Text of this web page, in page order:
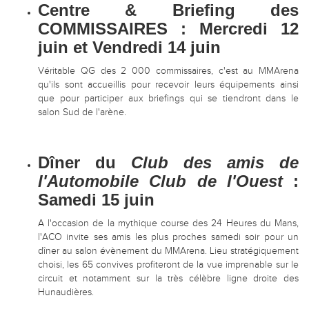
Centre & Briefing des
COMMISSAIRES : Mercredi 12
juin et Vendredi 14 juin
Véritable QG des 2 000 commissaires, c'est au MMArena
qu'ils sont accueillis pour recevoir leurs équipements ainsi
que pour participer aux briefings qui se tiendront dans le
salon Sud de l'arène.
Dîner du Club des amis de
l'Automobile Club de l'Ouest:
Samedi 15 juin
A l'occasion de la mythique course des 24 Heures du Mans,
l'ACO invite ses amis les plus proches samedi soir pour un
dîner au salon évènement du MMArena. Lieu stratégiquement
choisi, les 65 convives profiteront de la vue imprenable sur le
circuit et notamment sur la très célèbre ligne droite des
Hunaudières.